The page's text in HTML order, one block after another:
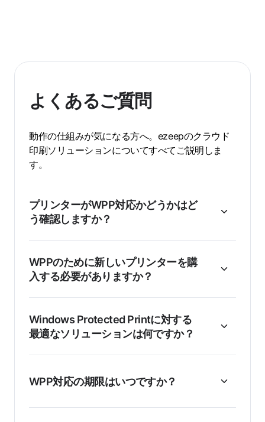
よくあるご質問
動作の仕組みが気になる方へ。ezeepのクラウド
印刷ソリューションについてすべてご説明しま
す。
プリンターがWPP対応かどうかはど
う確認しますか？
WPPのために新しいプリンターを購
入する必要がありますか？
Windows Protected Printに対する
最適なソリューションは何ですか？
WPP対応の期限はいつですか？